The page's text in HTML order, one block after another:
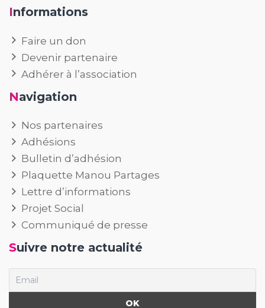
Informations
Faire un don
Devenir partenaire
Adhérer à l’association
Navigation
Nos partenaires
Adhésions
Bulletin d’adhésion
Plaquette Manou Partages
Lettre d’informations
Projet Social
Communiqué de presse
Suivre notre actualité